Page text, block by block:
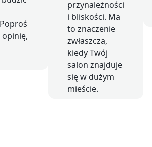
przynależności
i bliskości. Ma
to znaczenie
zwłaszcza,
kiedy Twój
salon znajduje
się w dużym
mieście.